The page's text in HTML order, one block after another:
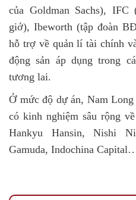
của Goldman Sachs), IFC
giớ), Ibeworth (tập đoàn
hỗ trợ về quản lí tài chính
động sản áp dụng trong
tương lai.
Ở mức độ dự án, Nam
có kinh nghiệm sâu rộng
Hankyu Hansin, Nishi
Gamuda, Indochina